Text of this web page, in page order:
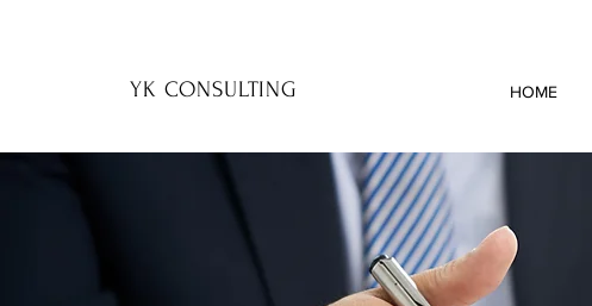
YK CONSULTING HOME